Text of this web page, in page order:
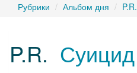
Рубрики Альбом дня P.R.
P.R. Суицид